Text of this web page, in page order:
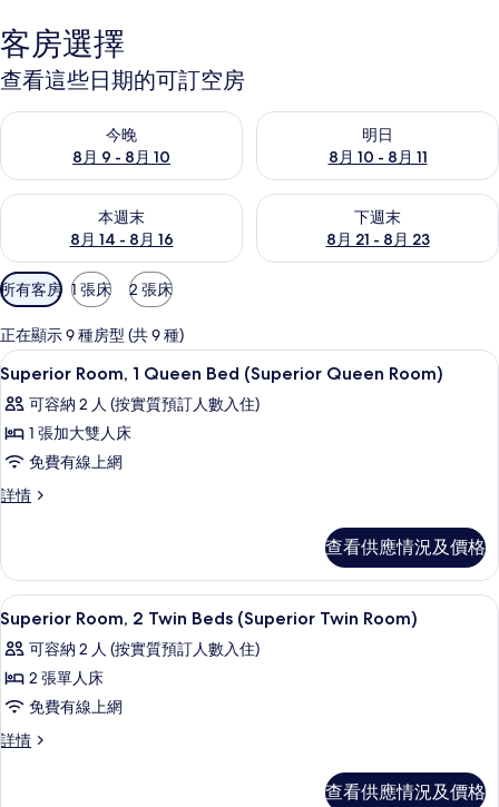
客房選擇
查看這些日期的可訂空房
今晚
8月 9 - 8月 10
查看今晚 8月 9 - 8月 10的可訂空房
明日
8月 10 - 8月 11
查看明日 8月 10 - 8月 11的可
本週末
8月 14 - 8月 16
查看本週末 8月 14 - 8月 16的可訂空房
下週末
8月 21 - 8月 23
查看下週末 8月 21 - 8月 23的
可
用
嘅
客
房
篩
選
條
所有客房 1 張床 2 張床
正在顯示 9 種房型 (共 9 種)
載
入
所
有
Superior
Room,
Bed
(Superior
Queen
Room)
的
相
片
高級寢具、房內夾萬、書桌、遮光窗
3
Superior Room, 1 Queen Bed (Superior Queen Room)
可容納 2 人 (按實質預訂人數入住)
1 張加大雙人床
免費有線上網
詳情
Superior
Bed
(Superior
Queen
Room)
詳
情
查看供應情況及價格
載
入
所
有
Superior
Room,
高級寢具、房內夾萬、書桌、遮光窗
3
Superior Room, 2 Twin Beds (Superior Twin Room)
可容納 2 人 (按實質預訂人數入住)
2 張單人床
免費有線上網
詳情
Superior
查看供應情況及價格